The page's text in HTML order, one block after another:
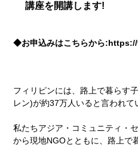
講座を開講します!
◆お申込みはこちらから
フィリピンには、路上で暮らす
レン)が約37万人いると言われて
私たちアジア・コミュニティ・
から現地NGOとともに、路上で